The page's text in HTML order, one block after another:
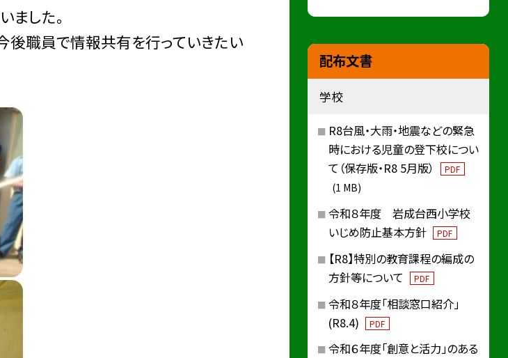
した。
後職員で情報共有を行っていきたい
配布文書
学校
R8台風・大雨・地震などの緊急
時における児童の登下校につい
て（保存版・R8 5月版）
PDF
(1 MB)
令和８年度 岩成台西小学校
いじめ防止基本方針
PDF
【R8】特別の教育課程の編成の
方針等について
PDF
令和８年度「相談窓口紹介」
(R8.4)
PDF
令和６年度「創意と活力」のある